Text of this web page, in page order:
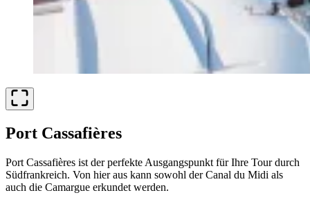
Port Cassafières
Port Cassafières ist der perfekte Ausgangspunkt für Ihre Tour durch
Südfrankreich. Von hier aus kann sowohl der Canal du Midi als
auch die Camargue erkundet werden.